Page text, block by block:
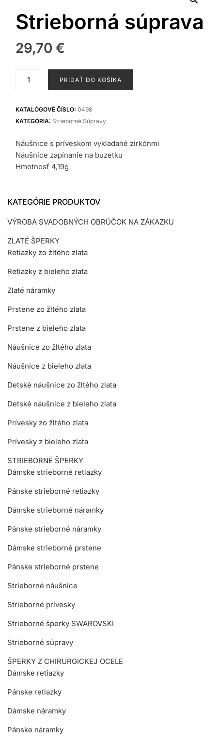
Strieborná súprava
29,70 €
PRIDAŤ DO KOŠÍKA
KATALÓGOVÉ ČÍSLO: 0498
KATEGÓRIA: Strieborné Súpravy
Náušnice s príveskom vykladané zirkónmi
Náušnice zapínanie na buzetku
Hmotnosť 4,19g
KATEGÓRIE PRODUKTOV
VÝROBA SVADOBNÝCH OBRÚČOK NA ZÁKAZKU
ZLATÉ ŠPERKY
Retiazky zo žltého zlata
Retiazky z bieleho zlata
Zlaté náramky
Prstene zo žltého zlata
Prstene z bieleho zlata
Náušnice zo žltého zlata
Náušnice z bieleho zlata
Detské náušnice zo žltého zlata
Detské náušnice z bieleho zlata
Prívesky zo žltého zlata
Prívesky z bieleho zlata
STRIEBORNÉ ŠPERKY
Dámske strieborné retiazky
Pánske strieborné retiazky
Dámske strieborné náramky
Pánske strieborné náramky
Dámske strieborné prstene
Pánske strieborné prstene
Strieborné náušnice
Strieborné prívesky
Strieborné šperky SWAROVSKI
Strieborné súpravy
ŠPERKY Z CHIRURGICKEJ OCELE
Dámske retiazky
Pánske retiazky
Dámske náramky
Pánske náramky